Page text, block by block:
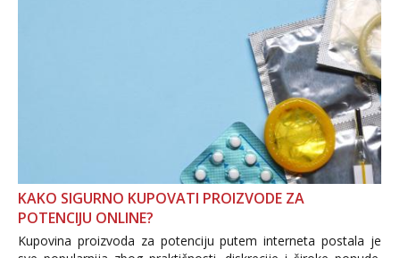
KAKO SIGURNO KUPOVATI PROIZVODE ZA
POTENCIJU ONLINE?
Kupovina proizvoda za potenciju putem interneta postala je